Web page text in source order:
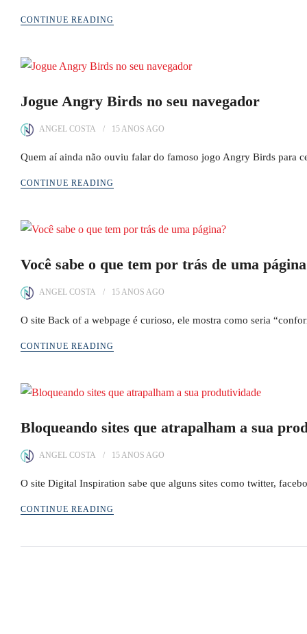
CONTINUE READING
Jogue Angry Birds no seu navegador
ANGEL COSTA 15 ANOS AGO
Quem aí ainda não ouviu falar do famoso jogo Angry Birds para
CONTINUE READING
Você sabe o que tem por trás de uma
ANGEL COSTA 15 ANOS AGO
O site Back of a webpage é curioso, ele mostra como seria
CONTINUE READING
Bloqueando sites que atrapalham a sua
ANGEL COSTA 15 ANOS AGO
O site Digital Inspiration sabe que alguns sites como twitter,
CONTINUE READING